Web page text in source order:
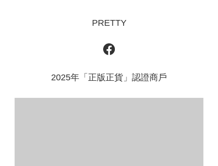
PRETTY
2025年「正版正貨」認證商戶